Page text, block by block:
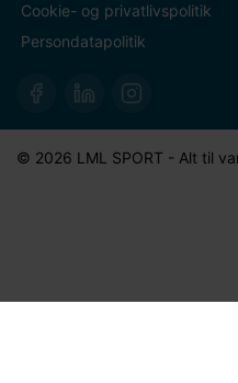
Cookie- og privatlivspolitik
Persondatapolitik
© 2026 LML SPORT - Alt til